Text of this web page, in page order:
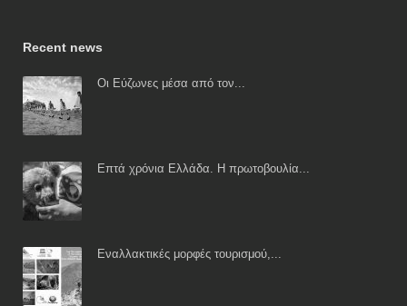
Recent news
Οι Εύζωνες μέσα από τον...
Επτά χρόνια Ελλάδα. Η πρωτοβουλία...
Εναλλακτικές μορφές τουρισμού,...